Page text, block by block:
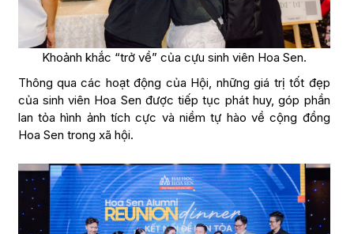
Khoảnh khắc “trở về” của cựu sinh viên Hoa Sen.
Thông qua các hoạt động của Hội, những giá trị tốt đẹp
của sinh viên Hoa Sen được tiếp tục phát huy, góp phần
lan tỏa hình ảnh tích cực và niềm tự hào về cộng đồng
Hoa Sen trong xã hội.